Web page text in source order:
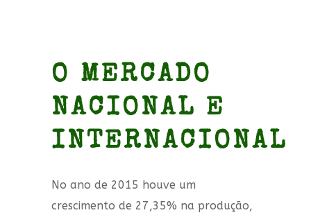
O MERCADO
NACIONAL E
INTERNACIONAL
No ano de 2015 houve um
crescimento de 27,35% na produção,